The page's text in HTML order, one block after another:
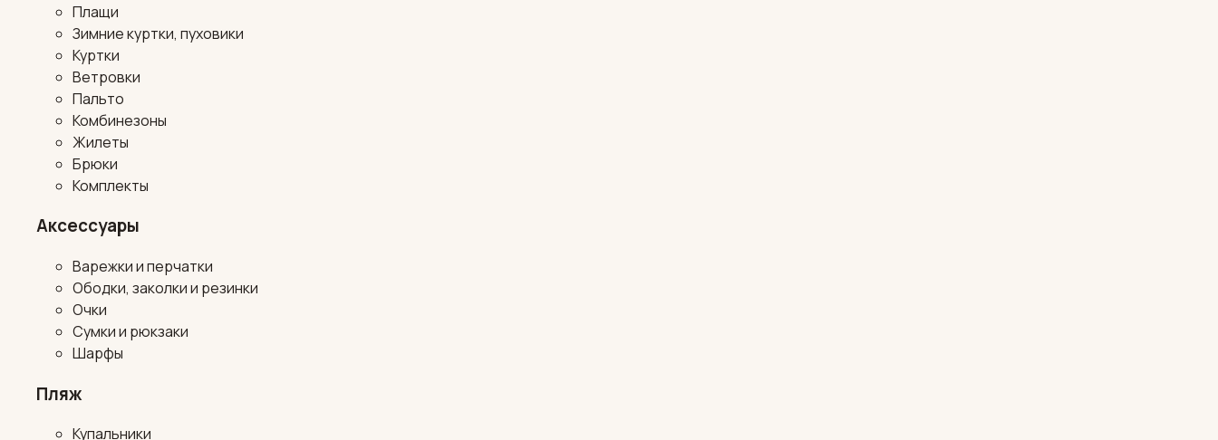
Плащи
Зимние куртки, пуховики
Куртки
Ветровки
Пальто
Комбинезоны
Жилеты
Брюки
Комплекты
Аксессуары
Варежки и перчатки
Ободки, заколки и резинки
Очки
Сумки и рюкзаки
Шарфы
Пляж
Купальники